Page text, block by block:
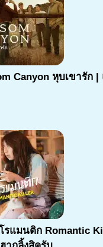
Canyon หุบเขารัก
รแมนติก Romantic